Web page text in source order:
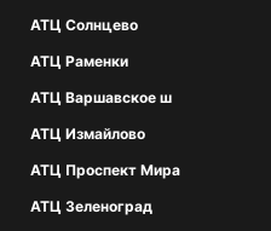
АТЦ Солнцево
АТЦ Раменки
АТЦ Варшавское ш
АТЦ Измайлово
АТЦ Проспект Мира
АТЦ Зеленоград